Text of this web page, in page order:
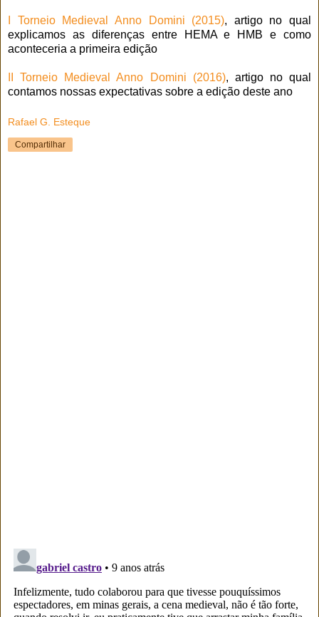
I Torneio Medieval Anno Domini (2015), artigo no qual
explicamos as diferenças entre HEMA e HMB e como
aconteceria a primeira edição
II Torneio Medieval Anno Domini (2016), artigo no qual
contamos nossas expectativas sobre a edição deste ano
Rafael G. Esteque
Compartilhar